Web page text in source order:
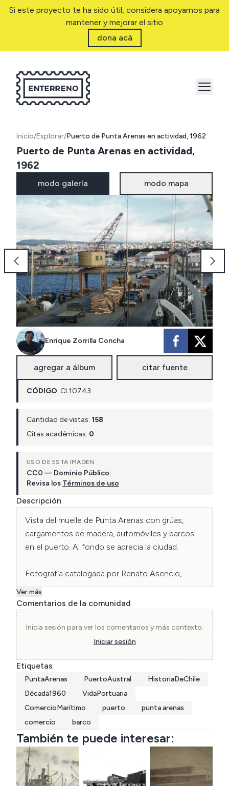
Si este proyecto te ha sido útil, considera apoyarnos para
mantener y mejorar el sitio
dona acá
Inicio/Explorar/Puerto de Punta Arenas en actividad, 1962
Puerto de Punta Arenas en actividad,
1962
modo galería modo mapa
Enrique Zorrilla Concha
agregar a álbum citar fuente
CÓDIGO: CL10743
Cantidad de vistas: 158
Citas académicas: 0
USO DE ESTA IMAGEN
CC0 — Dominio Público
Revisa los Términos de uso
Descripción
Vista del muelle de Punta Arenas con grúas,
cargamentos de madera, automóviles y barcos
en el puerto. Al fondo se aprecia la ciudad.
Fotografía catalogada por Renato Asencio,
estudiante de Licenciatura en Literatura, y
Daniela Osses, Bachillerato en Humanidades y
Ciencias Sociales, ambos USS.
Ver más
Comentarios de la comunidad
Inicia sesión para ver los comentarios y más contexto.
Iniciar sesión
Etiquetas
PuntaArenas PuertoAustral
HistoriaDeChile
Década1960
VidaPortuaria
ComercioMarítimo
puerto
punta arenas
comercio
barco
También te puede interesar: